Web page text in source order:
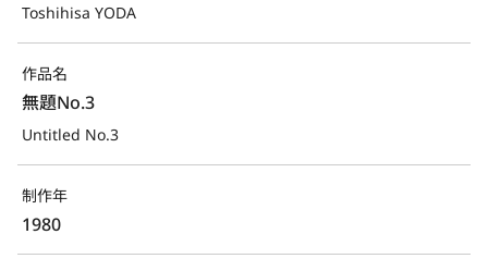
Toshihisa YODA
作品名
無題No.3
Untitled No.3
制作年
1980